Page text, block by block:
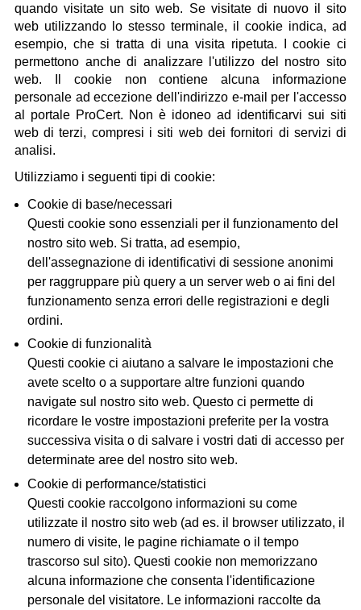
quando visitate un sito web. Se visitate di nuovo il sito
web utilizzando lo stesso terminale, il cookie indica, ad
esempio, che si tratta di una visita ripetuta. I cookie ci
permettono anche di analizzare l'utilizzo del nostro sito
web. Il cookie non contiene alcuna informazione
personale ad eccezione dell'indirizzo e-mail per l'accesso
al portale ProCert. Non è idoneo ad identificarvi sui siti
web di terzi, compresi i siti web dei fornitori di servizi di
analisi.
Utilizziamo i seguenti tipi di cookie:
Cookie di base/necessari
Questi cookie sono essenziali per il funzionamento del
nostro sito web. Si tratta, ad esempio,
dell'assegnazione di identificativi di sessione anonimi
per raggruppare più query a un server web o ai fini del
funzionamento senza errori delle registrazioni e degli
ordini.
Cookie di funzionalità
Questi cookie ci aiutano a salvare le impostazioni che
avete scelto o a supportare altre funzioni quando
navigate sul nostro sito web. Questo ci permette di
ricordare le vostre impostazioni preferite per la vostra
successiva visita o di salvare i vostri dati di accesso per
determinate aree del nostro sito web.
Cookie di performance/statistici
Questi cookie raccolgono informazioni su come
utilizzate il nostro sito web (ad es. il browser utilizzato, il
numero di visite, le pagine richiamate o il tempo
trascorso sul sito). Questi cookie non memorizzano
alcuna informazione che consenta l'identificazione
personale del visitatore. Le informazioni raccolte da